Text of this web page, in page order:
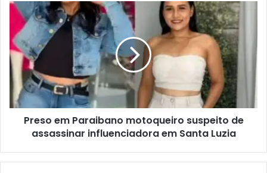
a
t
r
b
n
r
P
s
o
e
m
a
Preso em Paraibano motoqueiro suspeito de
assassinar influenciadora em Santa Luzia